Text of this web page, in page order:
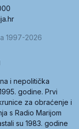
1997-2026
i nepolitička
godine. Prvi
za obraćenje i
s Radio Marijom
su 1983. godine